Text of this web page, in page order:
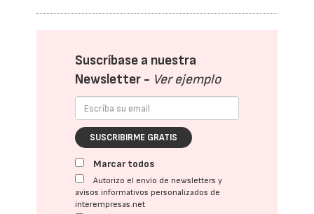
Suscríbase a nuestra
Newsletter - Ver ejemplo
SUSCRIBIRME GRATIS
Marcar todos
Autorizo el envío de newsletters y
avisos informativos personalizados de
interempresas.net